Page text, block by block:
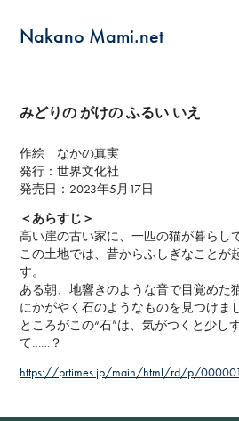
Nakano Mami.net
みどりの がけの ふるい いえ
作絵 なかの真実
発行：世界文化社
発売日：2023年5月17日
＜あらすじ＞
高い崖の古い家に、一匹の猫が暮らし
この土地では、昔からふしぎなことが
す。
ある朝、地響きのような音で目覚めた
にかがやく石のようなものを見つけま
ところがこの“石”は、気がつくと少し
て……？
https://prtimes.jp/main/html/rd/p/